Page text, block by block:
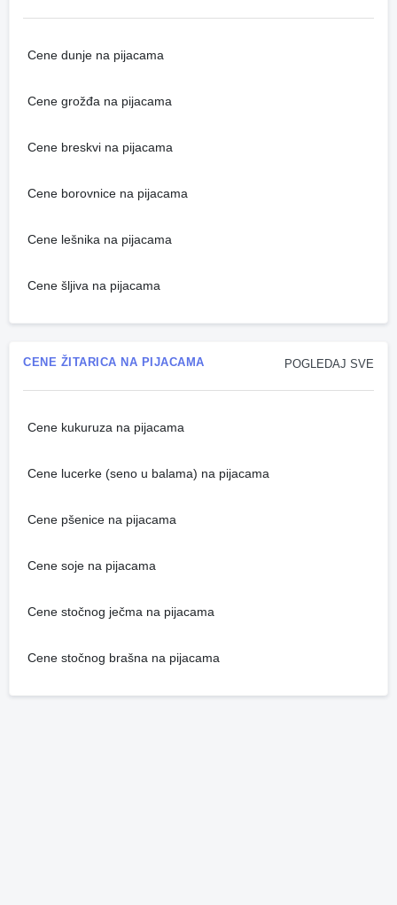
Cene dunje na pijacama
Cene grožđa na pijacama
Cene breskvi na pijacama
Cene borovnice na pijacama
Cene lešnika na pijacama
Cene šljiva na pijacama
POGLEDAJ SVE
CENE ŽITARICA NA PIJACAMA
Cene kukuruza na pijacama
Cene lucerke (seno u balama) na pijacama
Cene pšenice na pijacama
Cene soje na pijacama
Cene stočnog ječma na pijacama
Cene stočnog brašna na pijacama